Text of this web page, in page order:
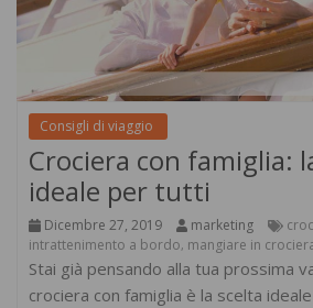
Consigli di viaggio
Crociera con famiglia:
ideale per tutti
Dicembre 27, 2019 marketing
intrattenimento a bordo, mangiare in
Stai già pensando alla tua prossima
crociera con famiglia è la scelta